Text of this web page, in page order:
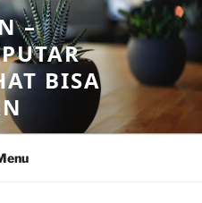
–
BISA